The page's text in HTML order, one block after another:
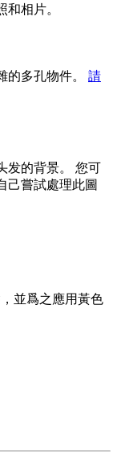
相片。
的多孔物件。 請
发的背景。 您可
己嘗試處理此圖
並爲之應用黃色